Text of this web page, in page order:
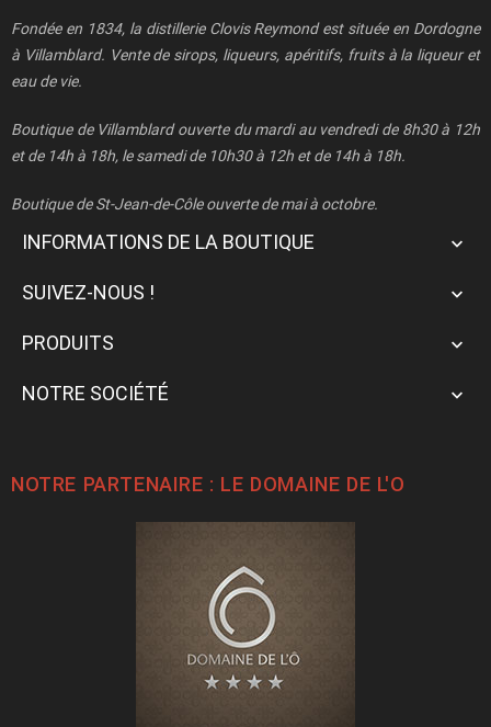
Fondée en 1834, la distillerie Clovis Reymond est située en Dordogne
à Villamblard. Vente de sirops, liqueurs, apéritifs, fruits à la liqueur et
eau de vie.
Boutique de Villamblard ouverte du mardi au vendredi de 8h30 à 12h
et de 14h à 18h, le samedi de 10h30 à 12h et de 14h à 18h.
Boutique de St-Jean-de-Côle ouverte de mai à octobre.
INFORMATIONS DE LA BOUTIQUE 
SUIVEZ-NOUS ! 
PRODUITS 
NOTRE SOCIÉTÉ 
NOTRE PARTENAIRE : LE DOMAINE DE L'O